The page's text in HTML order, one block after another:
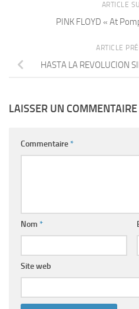
ARTICLE
PINK FLOYD « At
ARTICLE
HASTA LA REVOLUCION
LAISSER UN COMMENTAIRE
Commentaire*
Nom *
Site web